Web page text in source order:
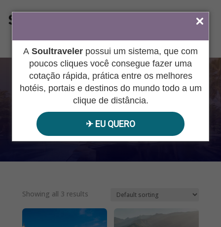
A Soultraveler possui um sistema, que com
poucos cliques você consegue fazer uma
cotação rápida, prática entre os melhores
hotéis, portais e destinos do mundo todo a um
clique de distância.
✈︎ EU QUERO
ÁREA DO AGENTE
PORTUGAL
Pesquisar
produtos
Showing all 3 results